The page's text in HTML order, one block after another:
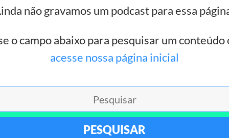
não gravamos um podcast para essa
o campo abaixo para pesquisar um conteúdo
acesse nossa página inicial
PESQUISAR